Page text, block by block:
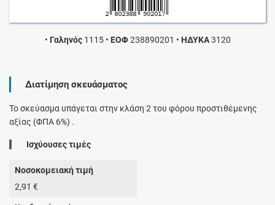
• Γαληνός1115 • ΕΟΦ238890201 • ΗΔΥΚΑ3120
Διατίμηση σκευάσματος
Το σκεύασμα υπάγεται στην κλάση 2 του φόρου προστιθέμενης
αξίας (ΦΠΑ 6%) .
Ισχύουσες τιμές
Νοσοκομειακή τιμή
2,91 €